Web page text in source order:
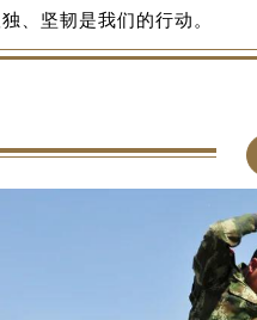
、坚韧是我们的行动。